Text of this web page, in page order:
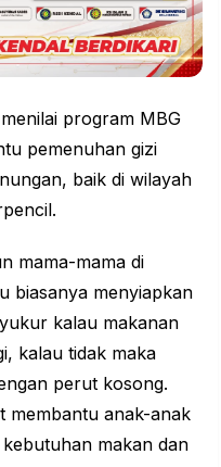
program MBG
pemenuhan gizi
baik di wilayah
mama-mama di
biasanya menyiapkan
kalau makanan
kalau tidak maka
perut kosong.
membantu anak-anak
makan dan